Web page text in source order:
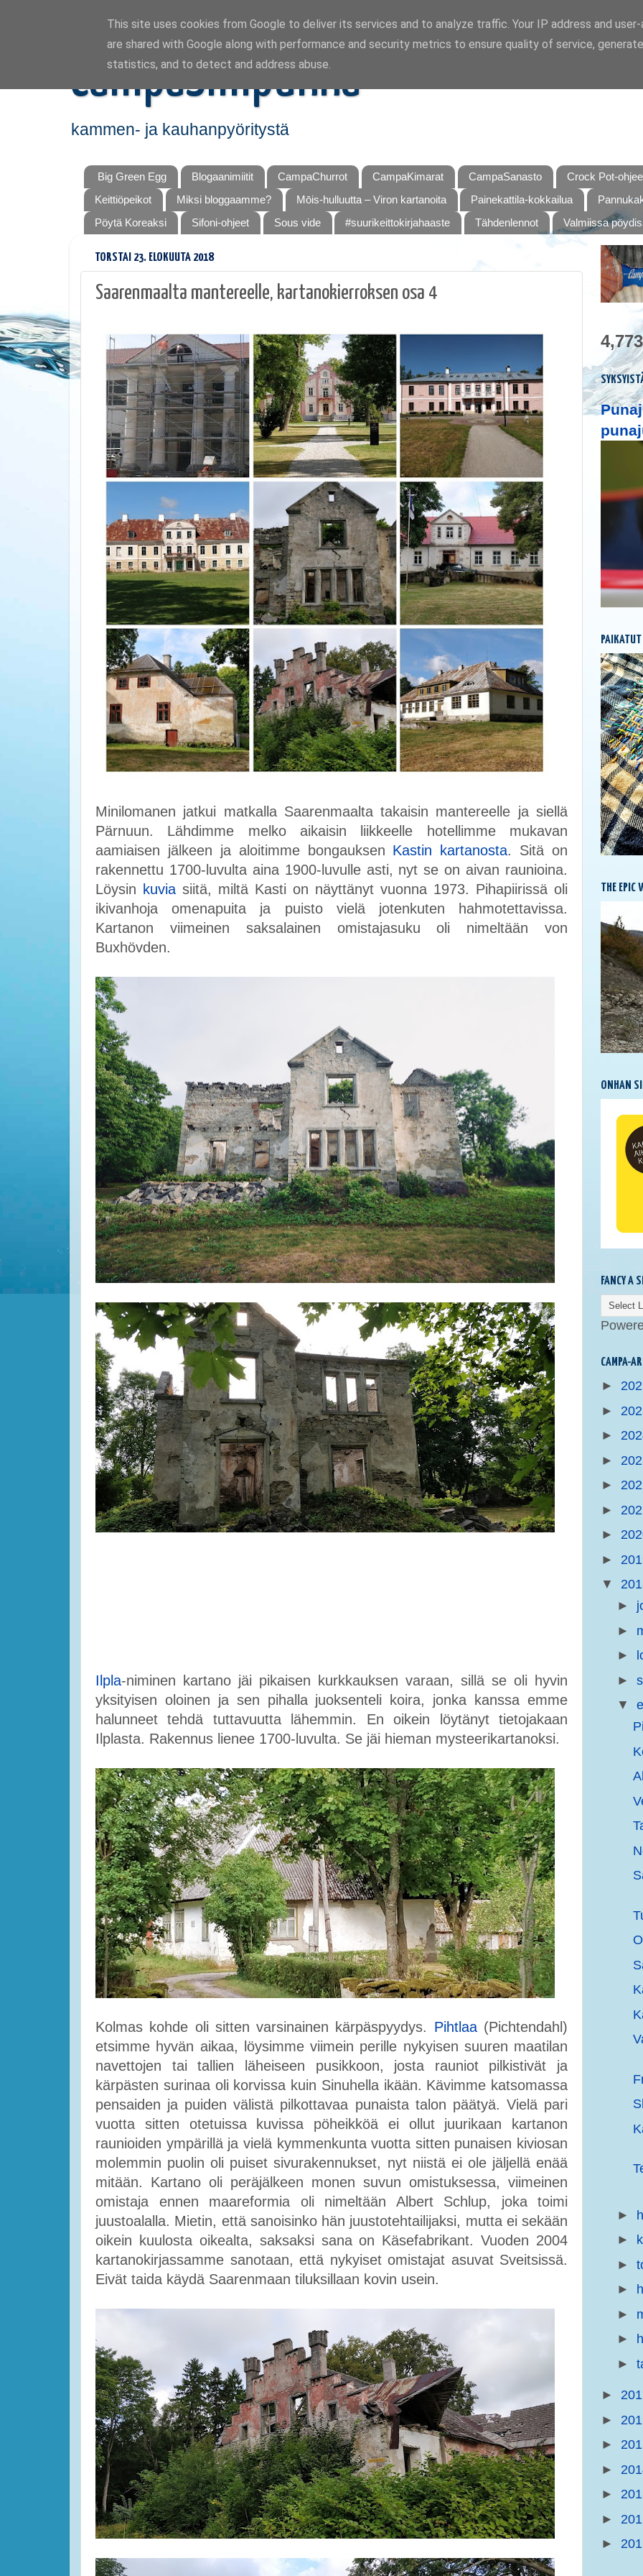
CampaSimpukka
kammen- ja kauhanpyöritystä
Big Green Egg Blogaanimiitit CampaChurrot CampaKimarat CampaSanasto
Crock Pot-
Keittiöpeikot
Miksi bloggaamme? Mōis-hulluutta – Viron kartanoita Painekattila-kokkailua
Pöytä Koreaksi
Sifoni-ohjeet Sous vide #suurikeittokirjahaaste Tähdenlennot Valmiissa
TORSTAI 23. ELOKUUTA 2018
Saarenmaalta mantereelle, kartanokierroksen osa 4
Minilomanen jatkui matkalla Saarenmaalta takaisin mantereelle ja siellä
Pärnuun. Lähdimme melko aikaisin liikkeelle hotellimme mukavan
aamiaisen jälkeen ja aloitimme bongauksen Kastin kartanosta. Sitä on
rakennettu 1700-luvulta aina 1900-luvulle asti, nyt se on aivan raunioina.
Löysin kuviasiitä, miltä Kasti on näyttänyt vuonna 1973. Pihapiirissä oli
ikivanhoja omenapuita ja puisto vielä jotenkuten hahmotettavissa.
Kartanon viimeinen saksalainen omistajasuku oli nimeltään von
Buxhövden.
Ilpla-niminen kartano jäi pikaisen kurkkauksen varaan, sillä se oli hyvin
yksityisen oloinen ja sen pihalla juoksenteli koira, jonka kanssa emme
halunneet tehdä tuttavuutta lähemmin. En oikein löytänyt tietojakaan
Ilplasta. Rakennus lienee 1700-luvulta. Se jäi hieman mysteerikartanoksi.
Kolmas kohde oli sitten varsinainen kärpäspyydys. Pihtlaa(Pichtendahl)
etsimme hyvän aikaa, löysimme viimein perille nykyisen suuren maatilan
navettojen tai tallien läheiseen pusikkoon, josta rauniot pilkistivät ja
kärpästen surinaa oli korvissa kuin Sinuhella ikään. Kävimme katsomassa
pensaiden ja puiden välistä pilkottavaa punaista talon päätyä. Vielä pari
vuotta sitten otetuissa kuvissa pöheikköä ei ollut juurikaan kartanon
raunioiden ympärillä ja vielä kymmenkunta vuotta sitten punaisen kiviosan
molemmin puolin oli puiset sivurakennukset, nyt niistä ei ole jäljellä enää
mitään. Kartano oli peräjälkeen monen suvun omistuksessa, viimeinen
omistaja ennen maareformia oli nimeltään Albert Schlup, joka toimi
juustoalalla. Mietin, että sanoisinko hän juustotehtailijaksi, mutta ei sekään
oikein kuulosta oikealta, saksaksi sana on Käsefabrikant. Vuoden 2004
kartanokirjassamme sanotaan, että nykyiset omistajat asuvat Sveitsissä.
Eivät taida käydä Saarenmaan tiluksillaan kovin usein.
THE EPIC
ONHAN
FANCY A
CAMPA-
►
►
►
►
►
►
►
►
▼
►
►
►
►
▼
►
►
►
►
►
►
►
►
►
►
►
►
►
►
This site uses cookies from Google to deliver its services and to analyze traffic. Your IP address and
are shared with Google along with performance and security metrics to ensure quality of service,
statistics, and to detect and address abuse.